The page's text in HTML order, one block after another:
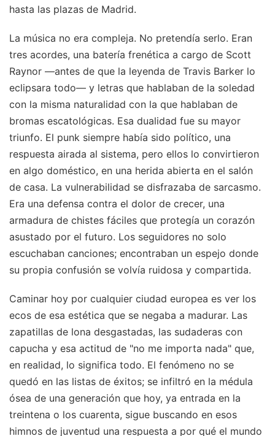
hasta las plazas de Madrid.
La música no era compleja. No pretendía serlo. Eran
tres acordes, una batería frenética a cargo de Scott
Raynor —antes de que la leyenda de Travis Barker lo
eclipsara todo— y letras que hablaban de la soledad
con la misma naturalidad con la que hablaban de
bromas escatológicas. Esa dualidad fue su mayor
triunfo. El punk siempre había sido político, una
respuesta airada al sistema, pero ellos lo convirtieron
en algo doméstico, en una herida abierta en el salón
de casa. La vulnerabilidad se disfrazaba de sarcasmo.
Era una defensa contra el dolor de crecer, una
armadura de chistes fáciles que protegía un corazón
asustado por el futuro. Los seguidores no solo
escuchaban canciones; encontraban un espejo donde
su propia confusión se volvía ruidosa y compartida.
Caminar hoy por cualquier ciudad europea es ver los
ecos de esa estética que se negaba a madurar. Las
zapatillas de lona desgastadas, las sudaderas con
capucha y esa actitud de "no me importa nada" que,
en realidad, lo significa todo. El fenómeno no se
quedó en las listas de éxitos; se infiltró en la médula
ósea de una generación que hoy, ya entrada en la
treintena o los cuarenta, sigue buscando en esos
himnos de juventud una respuesta a por qué el mundo